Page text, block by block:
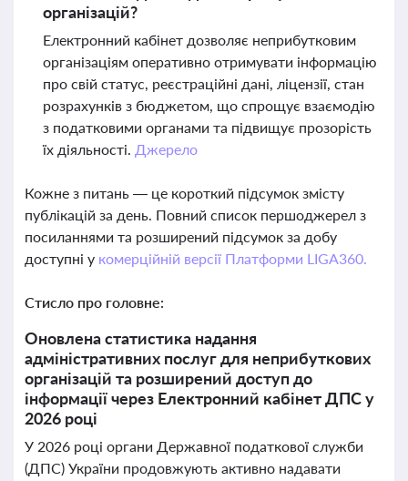
організацій?
Електронний кабінет дозволяє неприбутковим
організаціям оперативно отримувати інформацію
про свій статус, реєстраційні дані, ліцензії, стан
розрахунків з бюджетом, що спрощує взаємодію
з податковими органами та підвищує прозорість
їх діяльності. Джерело
Кожне з питань — це короткий підсумок змісту
публікацій за день. Повний список першоджерел з
посиланнями та розширений підсумок за добу
доступні у комерційній версії Платформи LIGA360.
Стисло про головне:
Оновлена статистика надання
адміністративних послуг для неприбуткових
організацій та розширений доступ до
інформації через Електронний кабінет ДПС у
2026 році
У 2026 році органи Державної податкової служби
(ДПС) України продовжують активно надавати